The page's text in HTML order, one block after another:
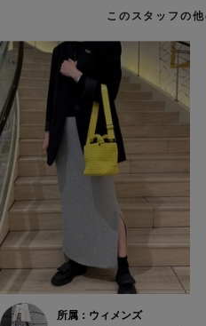
このスタッフの
所属：ウィメンズ